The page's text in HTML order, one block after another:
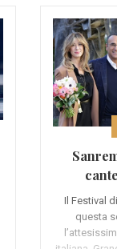
Il Festival
questa